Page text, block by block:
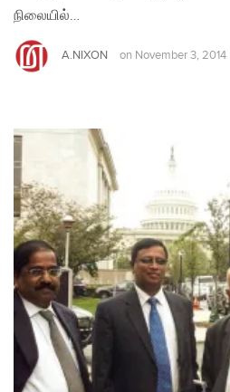
நிலையில்…
A.NIXON on November 3, 2014